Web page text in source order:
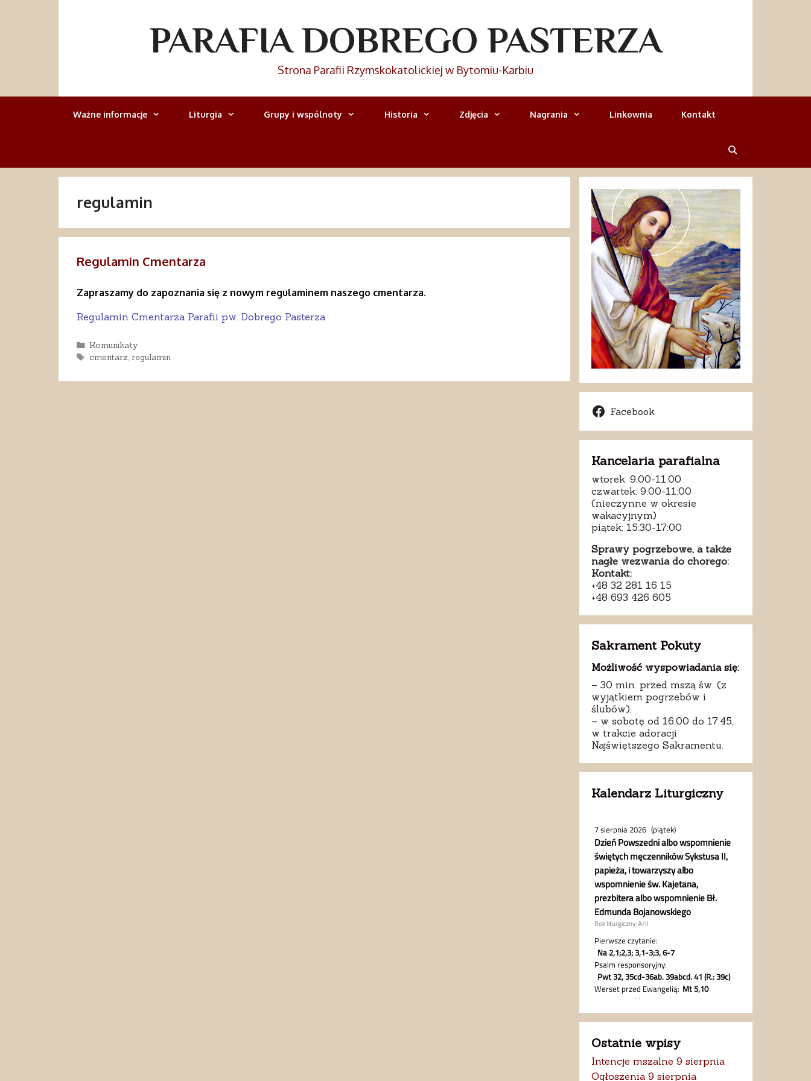
PARAFIA DOBREGO PASTERZA
Strona Parafii Rzymskokatolickiej w Bytomiu-Karbiu
Ważne informacje Liturgia Grupy i wspólnoty Historia Zdjęcia Nagrania Linkownia Kontakt
regulamin
Regulamin Cmentarza
Zapraszamy do zapoznania się z nowym regulaminem naszego cmentarza.
Regulamin Cmentarza Parafii pw. Dobrego Pasterza
Kategorie
Komunikaty
Tagi
cmentarz, regulamin
Facebook
Kancelaria parafialna
wtorek: 9:00-11:00
czwartek: 9:00-11:00
(nieczynne w okresie
wakacyjnym)
piątek: 15:30-17:00
Sprawy pogrzebowe, a także
nagłe wezwania do chorego:
Kontakt:
+48 32 281 16 15
+48 693 426 605
Sakrament Pokuty
Możliwość wyspowiadania się:
– 30 min. przed mszą św. (z
wyjątkiem pogrzebów i
ślubów);
– w sobotę od 16:00 do 17:45,
w trakcie adoracji
Najświętszego Sakramentu.
Kalendarz Liturgiczny
Ostatnie wpisy
Intencje mszalne 9 sierpnia
Ogłoszenia 9 sierpnia